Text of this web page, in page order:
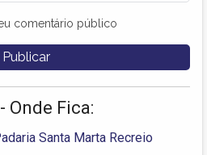
comentário público
Onde Fica:
Santa Marta Recreio